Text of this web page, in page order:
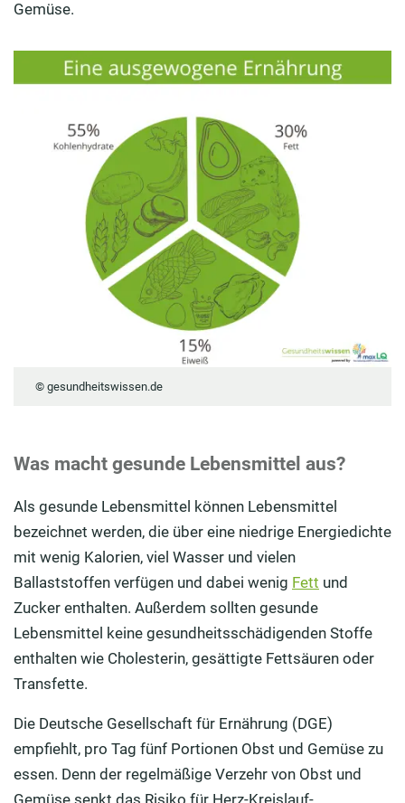
Gemüse.
© gesundheitswissen.de
Was macht gesunde Lebensmittel aus?
Als gesunde Lebensmittel können Lebensmittel
bezeichnet werden, die über eine niedrige Energiedichte
mit wenig Kalorien, viel Wasser und vielen
Ballaststoffen verfügen und dabei wenig Fett und
Zucker enthalten. Außerdem sollten gesunde
Lebensmittel keine gesundheitsschädigenden Stoffe
enthalten wie Cholesterin, gesättigte Fettsäuren oder
Transfette.
Die Deutsche Gesellschaft für Ernährung (DGE)
empfiehlt, pro Tag fünf Portionen Obst und Gemüse zu
essen. Denn der regelmäßige Verzehr von Obst und